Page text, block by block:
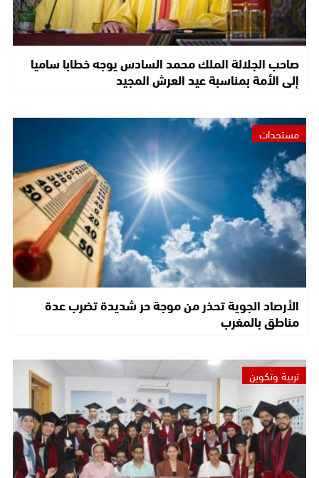
صاحب الجلالة الملك محمد السادس يوجه خطابا ساميا
إلى الأمة بمناسبة عيد العرش المجيد
مستجدات
الأرصاد الجوية تحذر من موجة حر شديدة تضرب عدة
مناطق بالمغرب
تربية وتكوين